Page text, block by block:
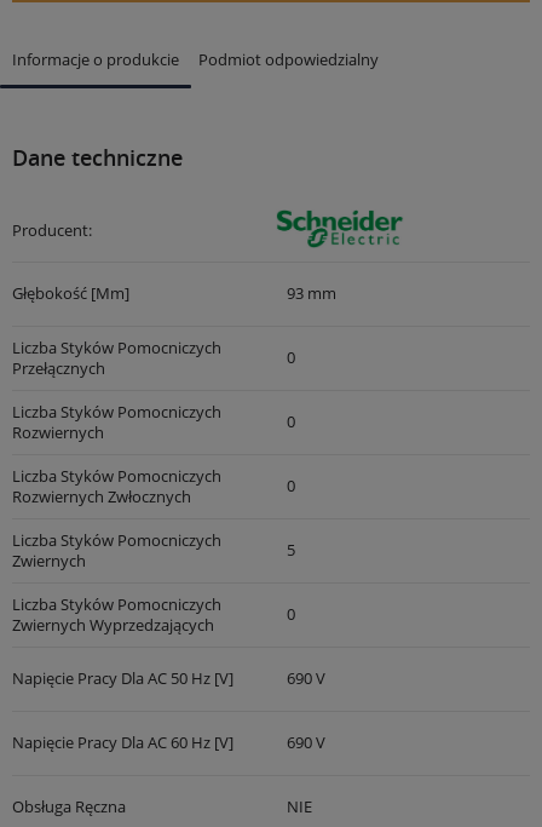
Informacje o produkcie Podmiot odpowiedzialny
Dane techniczne
Producent:
Głębokość [mm] 93 mm
Liczba Styków Pomocniczych
Przełącznych
0
Liczba Styków Pomocniczych
Rozwiernych
0
Liczba Styków Pomocniczych
Rozwiernych Zwłocznych
0
Liczba Styków Pomocniczych
Zwiernych
5
Liczba Styków Pomocniczych
Zwiernych Wyprzedzających
0
Napięcie Pracy Dla AC 50 Hz [V] 690 V
Napięcie Pracy Dla AC 60 Hz [V] 690 V
Obsługa Ręczna NIE